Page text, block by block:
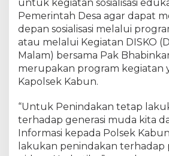
untuk kegiatan sosialisasi
Pemerintah Desa agar dapat
depan sosialisasi melalui
atau melalui Kegiatan DISKO
Malam) bersama Pak
merupakan program kegiatan
Kapolsek Kabun.
“Untuk Penindakan tetap
terhadap generasi muda kita
Informasi kepada Polsek
lakukan penindakan terhadap